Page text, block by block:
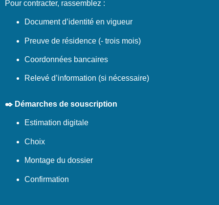
Pour contracter, rassemblez :
Document d’identité en vigueur
Preuve de résidence (- trois mois)
Coordonnées bancaires
Relevé d’information (si nécessaire)
✒️ Démarches de souscription
Estimation digitale
Choix
Montage du dossier
Confirmation